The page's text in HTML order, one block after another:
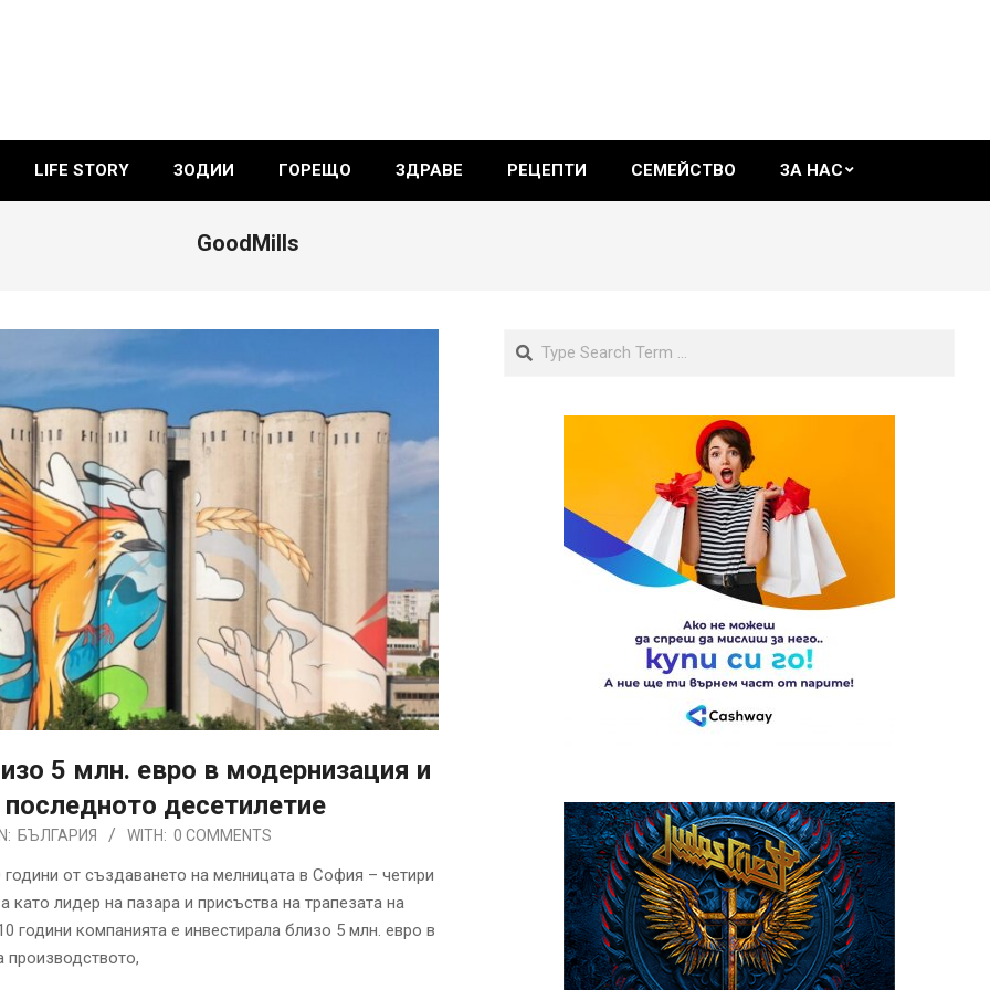
LIFE STORY ЗОДИИ ГОРЕЩО ЗДРАВЕ РЕЦЕПТИ СЕМЕЙСТВО ЗА НАС
GoodMills
5 млн. евро в модернизация и
десетилетие
БЪЛГАРИЯ WITH: 0 COMMENTS
от създаването на мелницата в София – четири
лидер на пазара и присъства на трапезата на
години компанията е инвестирала близо 5 млн. евро в
производството,
Search